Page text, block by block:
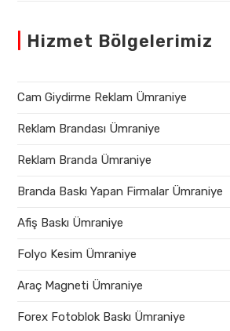
Hizmet Bölgelerimiz
Cam Giydirme Reklam Ümraniye
Reklam Brandası Ümraniye
Reklam Branda Ümraniye
Branda Baskı Yapan Firmalar Ümraniye
Afiş Baskı Ümraniye
Folyo Kesim Ümraniye
Araç Magneti Ümraniye
Forex Fotoblok Baskı Ümraniye